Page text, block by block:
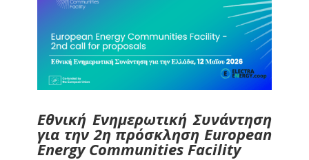
Εθνική Ενημερωτική Συνάντηση
για την 2η πρόσκληση European
Energy Communities Facility